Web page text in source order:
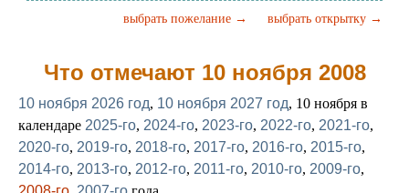
выбрать открытку →
выбрать пожелание →
Что отмечают 10 ноября 2008
10 ноября 2026 год, 10 ноября 2027 год, 10 ноября в
календаре 2025-го, 2024-го, 2023-го, 2022-го, 2021-го,
2020-го, 2019-го, 2018-го, 2017-го, 2016-го, 2015-го,
2014-го, 2013-го, 2012-го, 2011-го, 2010-го, 2009-го,